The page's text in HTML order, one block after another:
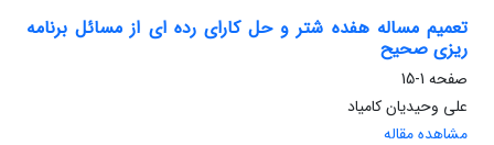
تعمیم مساله هفده شتر و حل کارای رده ای از مسائل برنامه
ریزی صحیح
صفحه 1-15
علی وحیدیان کامیاد
مشاهده مقاله